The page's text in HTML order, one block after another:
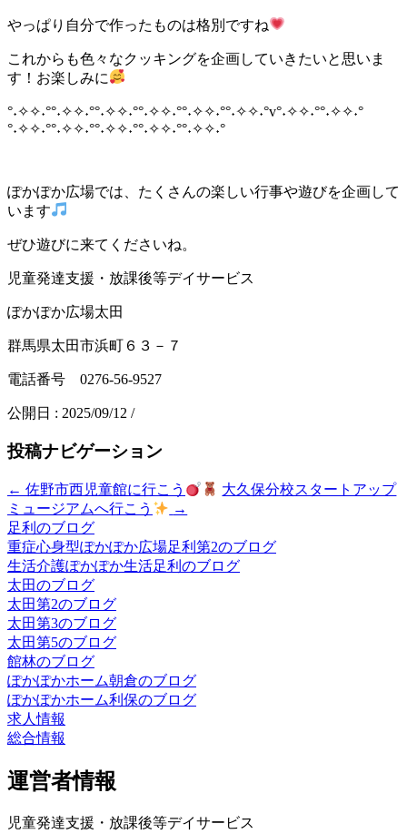
やっぱり自分で作ったものは格別ですね
これからも色々なクッキングを企画していきたいと思いま
す！お楽しみに
°˖✧✧˖°°˖✧✧˖°°˖✧✧˖°°˖✧✧˖°°˖✧✧˖°°˖✧✧˖°v°˖✧✧˖°°˖✧✧˖°
°˖✧✧˖°°˖✧✧˖°°˖✧✧˖°°˖✧✧˖°°˖✧✧˖°
ぽかぽか広場では、たくさんの楽しい行事や遊びを企画して
います
ぜひ遊びに来てくださいね。
児童発達支援・放課後等デイサービス
ぽかぽか広場太田
群馬県太田市浜町６３－７
電話番号 0276-56-9527
公開日 : 2025/09/12 /
投稿ナビゲーション
← 佐野市西児童館に行こう
大久保分校スタートアップ
ミュージアムへ行こう
→
足利のブログ
重症心身型ぽかぽか広場足利第2のブログ
生活介護ぽかぽか生活足利のブログ
太田のブログ
太田第2のブログ
太田第3のブログ
太田第5のブログ
館林のブログ
ぽかぽかホーム朝倉のブログ
ぽかぽかホーム利保のブログ
求人情報
総合情報
運営者情報
児童発達支援・放課後等デイサービス